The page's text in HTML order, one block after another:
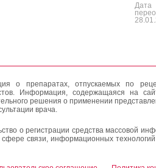
Дата
о препаратах, отпускаемых по
Информация, содержащаяся на
решения о применении
врача.
о регистрации средства массовой
сфере связи, информационных